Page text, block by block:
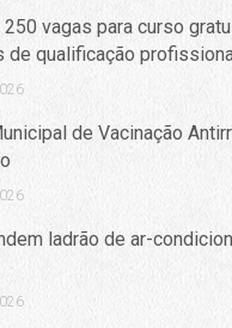
250 vagas para curso
de qualificação
de Vacinação
ladrão de ar-